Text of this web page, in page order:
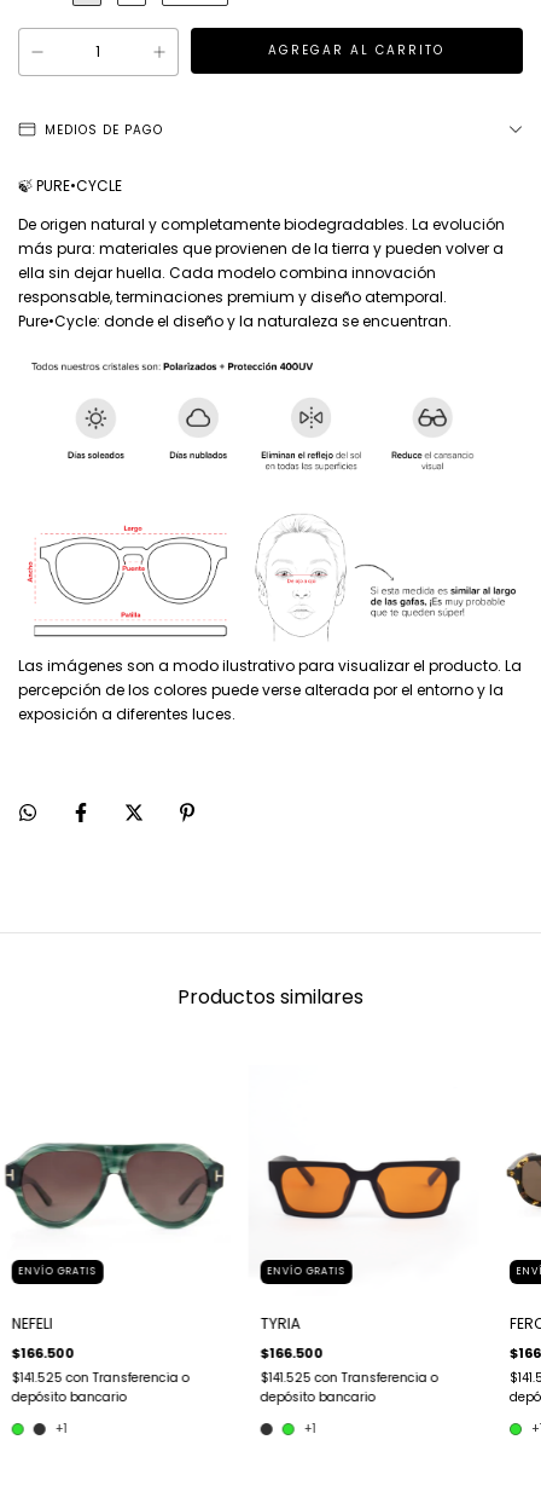
MEDIOS DE PAGO
🍃 PURE•CYCLE
De origen natural y completamente biodegradables. La evolución
más pura: materiales que provienen de la tierra y pueden volver a
ella sin dejar huella. Cada modelo combina innovación
responsable, terminaciones premium y diseño atemporal.
Pure•Cycle: donde el diseño y la naturaleza se encuentran.
Las imágenes son a modo ilustrativo para visualizar el producto. La
percepción de los colores puede verse alterada por el entorno y la
exposición a diferentes luces.
Productos similares
ENVÍO GRATIS
NEFELI
$166.500
$141.525con Transferencia o
depósito bancario
+1
ENVÍO GRATIS
TYRIA
$166.500
$141.525con Transferencia o
depósito bancario
+1